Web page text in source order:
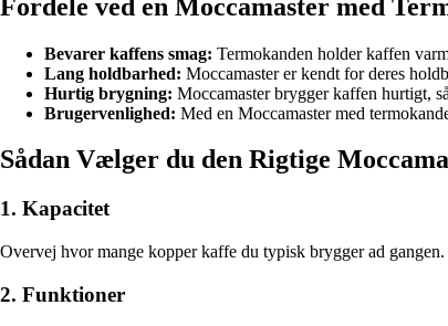
Fordele ved en Moccamaster med
Bevarer kaffens smag: Termokanden holder kaffen
Lang holdbarhed: Moccamaster er kendt for deres
Hurtig brygning: Moccamaster brygger kaffen hurtigt,
Brugervenlighed: Med en Moccamaster med
Sådan Vælger du den Rigtige
1. Kapacitet
Overvej hvor mange kopper kaffe du typisk brygger ad
2. Funktioner